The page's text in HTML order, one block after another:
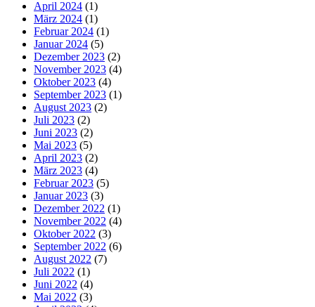
April 2024 (1)
März 2024 (1)
Februar 2024 (1)
Januar 2024 (5)
Dezember 2023 (2)
November 2023 (4)
Oktober 2023 (4)
September 2023 (1)
August 2023 (2)
Juli 2023 (2)
Juni 2023 (2)
Mai 2023 (5)
April 2023 (2)
März 2023 (4)
Februar 2023 (5)
Januar 2023 (3)
Dezember 2022 (1)
November 2022 (4)
Oktober 2022 (3)
September 2022 (6)
August 2022 (7)
Juli 2022 (1)
Juni 2022 (4)
Mai 2022 (3)